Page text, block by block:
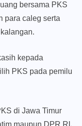
bersama PKS
para caleg serta
kepada
PKS pada pemilu
di Jawa Timur